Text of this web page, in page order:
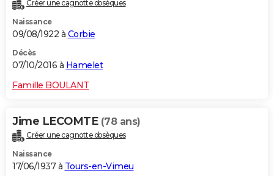
Créer une cagnotte obsèques
Naissance
09/08/1922 à Corbie
Décès
07/10/2016 à Hamelet
Famille BOULANT
Jime LECOMTE (78 ans)
Créer une cagnotte obsèques
Naissance
17/06/1937 à Tours-en-Vimeu